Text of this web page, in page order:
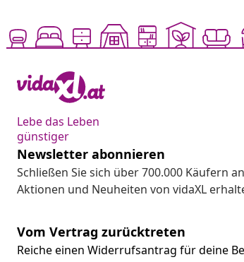
Lebe das Leben
günstiger
Newsletter abonnieren
Schließen Sie sich über 700.000 Käufern
Aktionen und Neuheiten von vidaXL
Vom Vertrag zurücktreten
Reiche einen Widerrufsantrag für deine